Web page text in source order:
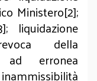
Ministero[2];
liquidazione
della
ad erronea